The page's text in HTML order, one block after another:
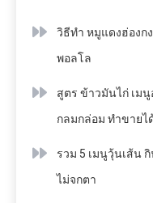
วิธีทำ หมูแดงฮ่องก
พอลโล
สูตร ข้าวมันไก่ เม
กลมกล่อม ทำขายไ
รวม 5 เมนูวุ้นเส้น
ไม่จกตา